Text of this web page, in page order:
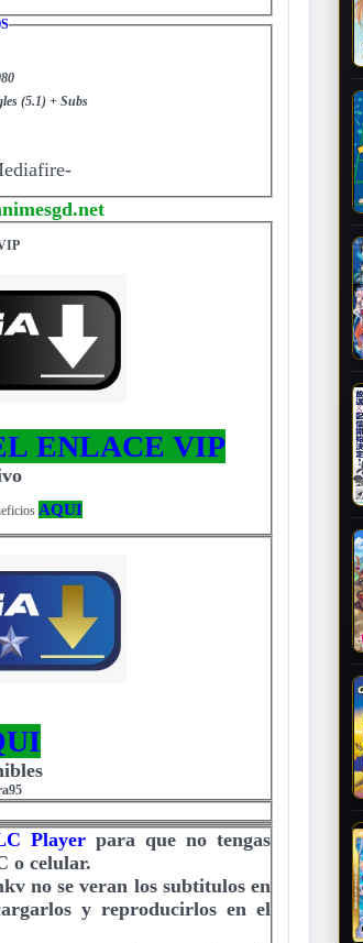
(5.1) + Subs
ENLACE VIP
AQUI
Player para que no tengas
o celular.
no se veran los subtitulos en
y reproducirlos en el